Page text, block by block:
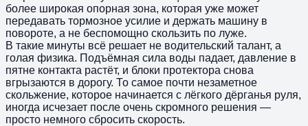
более широкая опорная зона, которая уже может
передавать тормозное усилие и держать машину в
повороте, а не беспомощно скользить по луже.
В такие минуты всё решает не водительский талант, а
голая физика. Подъёмная сила воды падает, давление в
пятне контакта растёт, и блоки протектора снова
вгрызаются в дорогу. То самое почти незаметное
скольжение, которое начинается с лёгкого дёрганья руля,
иногда исчезает после очень скромного решения —
просто немного сбросить скорость.